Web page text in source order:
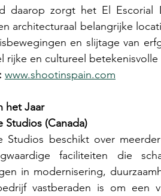
daarop zorgt het El
architecturaal belangrijke
en slijtage van
rijke en cultureel betekenisvolle
www.shootinspain.com
het Jaar
Studios (Canada)
Studios beschikt over
faciliteiten die
in modernisering,
vastberaden is om een